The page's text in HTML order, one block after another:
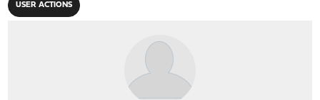
USER ACTIONS